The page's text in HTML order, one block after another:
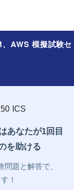
AWS 模擬試験セ
ICS
あなたが1回目
を助ける
題と解答で、
！